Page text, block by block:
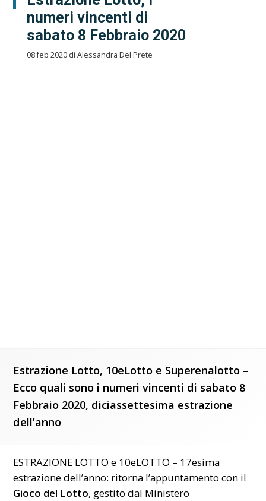
numeri vincenti di
sabato 8 Febbraio 2020
08 feb 2020 di Alessandra Del Prete
Estrazione Lotto, 10eLotto e Superenalotto –
Ecco quali sono i numeri vincenti di sabato 8
Febbraio 2020, diciassettesima estrazione
dell’anno
ESTRAZIONE LOTTO e 10eLOTTO – 17esima
estrazione dell’anno: ritorna l’appuntamento con il
Gioco del Lotto, gestito dal Ministero